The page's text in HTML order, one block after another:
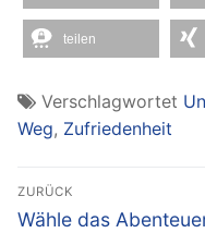
teilen
Verschlagwortet
Weg, Zufriedenheit
ZURÜCK
Vorheriger
Wähle das